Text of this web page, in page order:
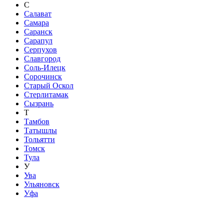
С
Салават
Самара
Саранск
Сарапул
Серпухов
Славгород
Соль-Илецк
Сорочинск
Старый Оскол
Стерлитамак
Сызрань
Т
Тамбов
Татышлы
Тольятти
Томск
Тула
У
Ува
Ульяновск
Уфа